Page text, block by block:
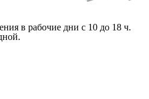
в рабочие дни с 10 до 18 ч.